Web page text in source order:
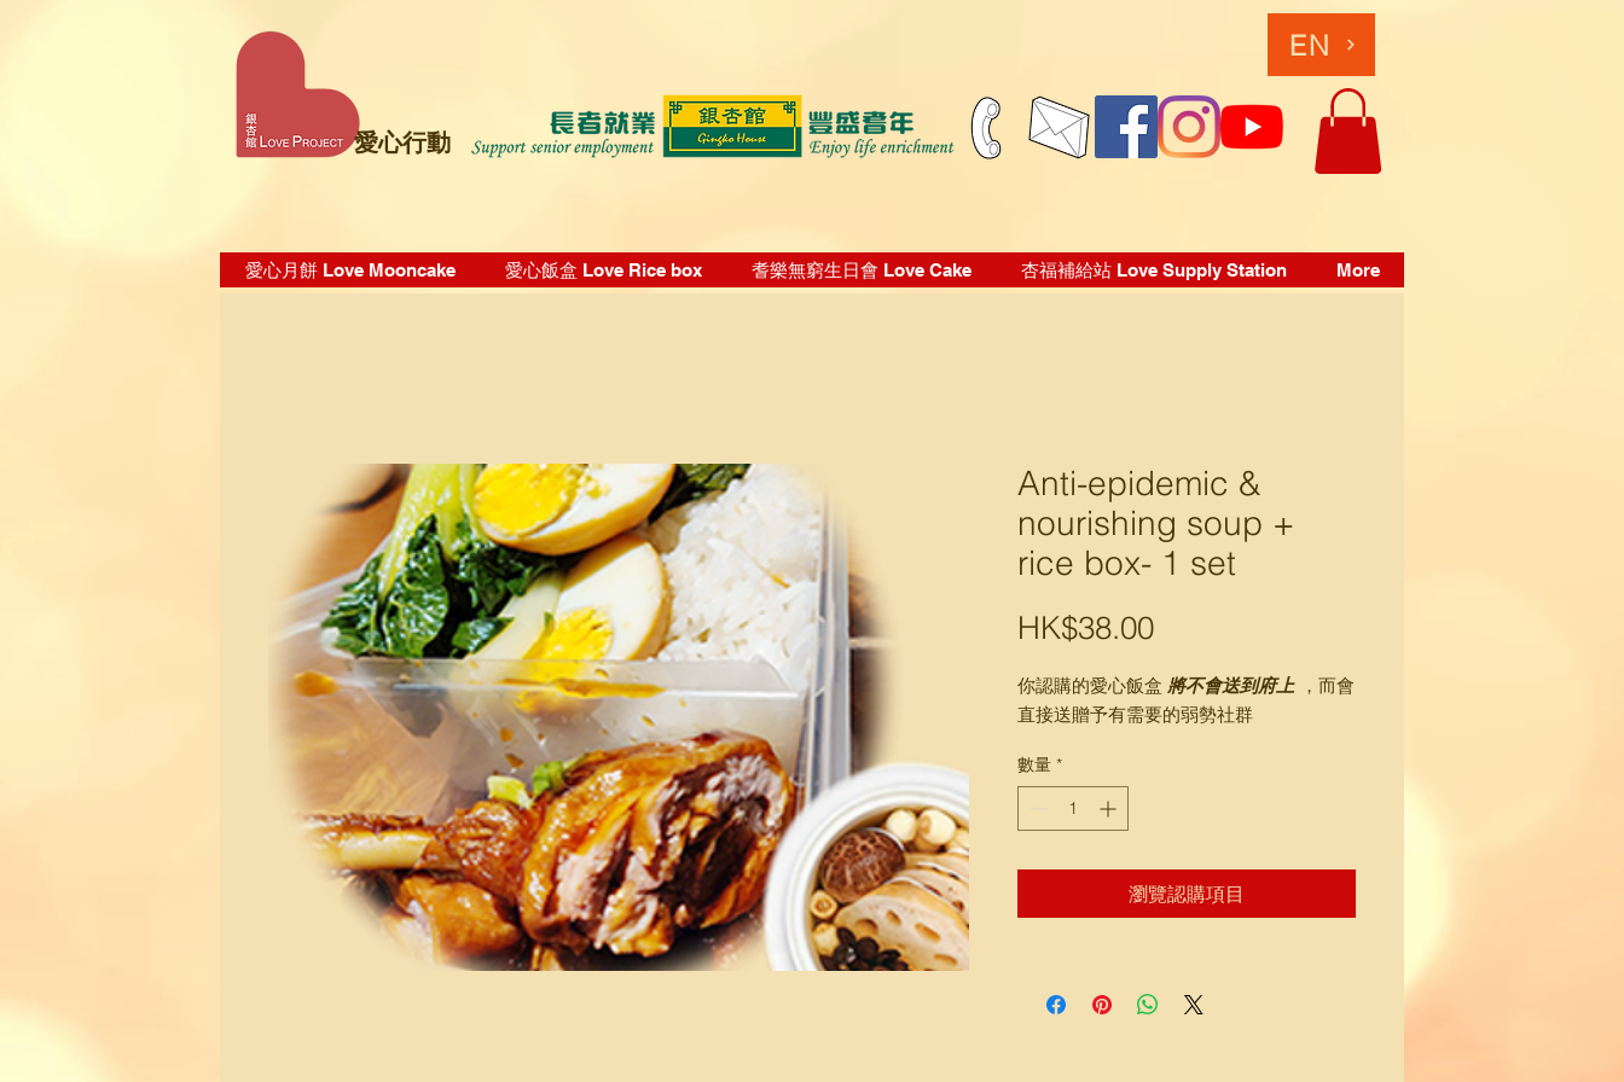
愛心行動
EN
愛心月餅 Love Mooncake 愛心飯盒 Love Rice box 耆樂無窮生日會 Love Cake 杏福補給站 Love Supply Station More
Anti-epidemic &
nourishing soup +
rice box- 1 set
HK$38.00價
格
你認購的愛心飯盒 將不會送到府上 ，而會
直接送贈予有需要的弱勢社群
數量 *
瀏覽認購項目